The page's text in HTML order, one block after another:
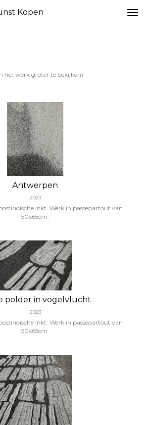
Kopen
het werk groter te bekijken)
Antwerpen
2023
inkt. Werk in passepartout van
50x65cm.
polder in vogelvlucht
2023
inkt. Werk in passepartout van
50x65cm.